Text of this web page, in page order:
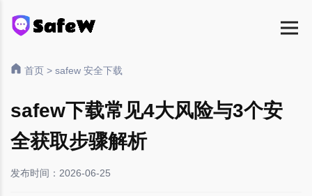
首页 > safew 安全下载
safew下载常见4大风险与3个安
全获取步骤解析
发布时间：2026-06-25